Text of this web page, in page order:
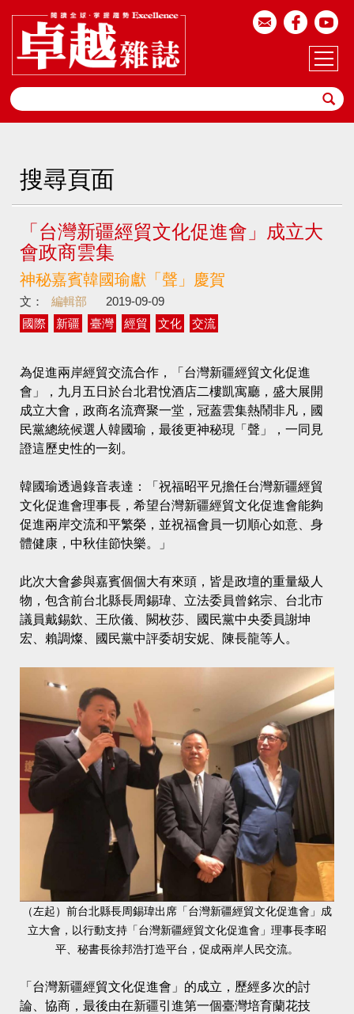
搜尋頁面
「台灣新疆經貿文化促進會」成立大
會政商雲集
神秘嘉賓韓國瑜獻「聲」慶賀
文： 編輯部
2019-09-09
國際
新疆 臺灣 經貿 文化 交流
為促進兩岸經貿交流合作，「台灣新疆經貿文化促進
會」，九月五日於台北君悅酒店二樓凱寓廳，盛大展開
成立大會，政商名流齊聚一堂，冠蓋雲集熱鬧非凡，國
民黨總統候選人韓國瑜，最後更神秘現「聲」，一同見
證這歷史性的一刻。
韓國瑜透過錄音表達：「祝福昭平兄擔任台灣新疆經貿
文化促進會理事長，希望台灣新疆經貿文化促進會能夠
促進兩岸交流和平繁榮，並祝福會員一切順心如意、身
體健康，中秋佳節快樂。」
此次大會參與嘉賓個個大有來頭，皆是政壇的重量級人
物，包含前台北縣長周錫瑋、立法委員曾銘宗、台北市
議員戴錫欽、王欣儀、闕枚莎、國民黨中央委員謝坤
宏、賴調燦、國民黨中評委胡安妮、陳長龍等人。
（左起）前台北縣長周錫瑋出席「台灣新疆經貿文化促進會」成
立大會，以行動支持「台灣新疆經貿文化促進會」理事長李昭
平、秘書長徐邦浩打造平台，促成兩岸人民交流。
「台灣新疆經貿文化促進會」的成立，歷經多次的討
論、協商，最後由在新疆引進第一個臺灣培育蘭花技